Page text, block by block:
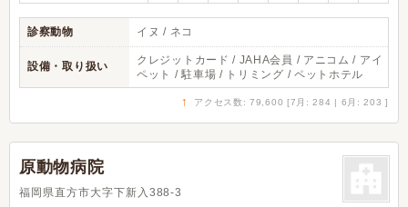
診察動物 イヌ / ネコ
設備・取り扱い
クレジットカード / JAHA会員 / アニコム / アイ
ペット / 駐車場 / トリミング / ペットホテル
↑ アクセス数: 79,600 [7月: 284 | 6月: 203 ]
原動物病院
福岡県直方市大字下新入388-3